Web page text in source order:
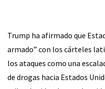
Trump ha afirmado que
armado” con los cárteles
los ataques como una
de drogas hacia Estados